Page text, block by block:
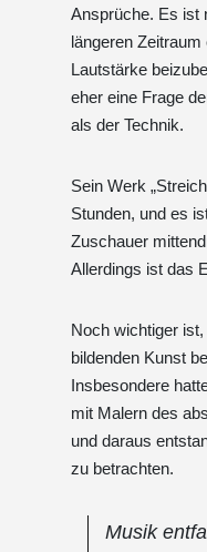
Ansprüche. Es ist
längeren
Lautstärke
eher eine Frage
als der Technik.
Sein Werk
Stunden, und es
Zuschauer
Allerdings ist das
Noch wichtiger
bildenden Kunst
Insbesondere
mit Malern des
und daraus
zu betrachten.
Musik